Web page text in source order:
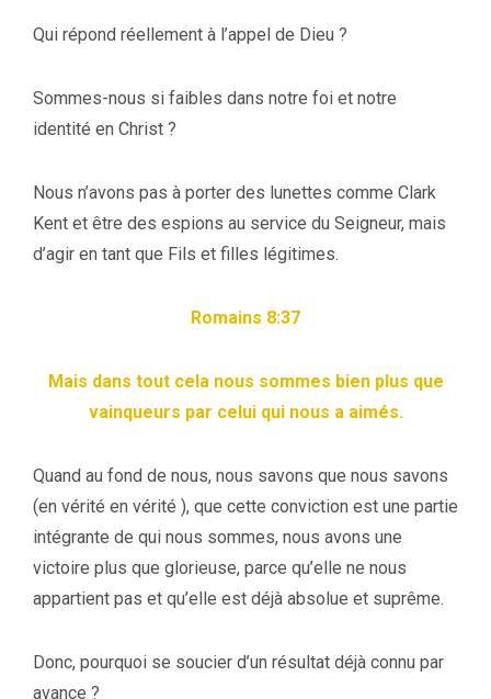
Qui répond réellement à l’appel de Dieu ?
Sommes-nous si faibles dans notre foi et notre
identité en Christ ?
Nous n’avons pas à porter des lunettes comme Clark
Kent et être des espions au service du Seigneur, mais
d’agir en tant que Fils et filles légitimes.
Romains 8:37
Mais dans tout cela nous sommes bien plus que
vainqueurs par celui qui nous a aimés.
Quand au fond de nous, nous savons que nous savons
(en vérité en vérité ), que cette conviction est une partie
intégrante de qui nous sommes, nous avons une
victoire plus que glorieuse, parce qu’elle ne nous
appartient pas et qu’elle est déjà absolue et suprême.
Donc, pourquoi se soucier d’un résultat déjà connu par
avance ?